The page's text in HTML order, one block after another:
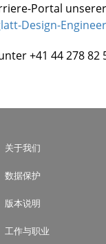
Portal
Design-
+41 44 278 82
关于我们
数据保护
版本说明
工作与职业